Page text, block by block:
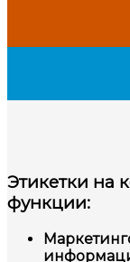
Этикетки на
функции: